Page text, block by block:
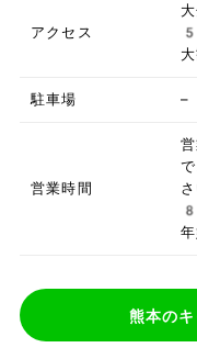
アクセス
駐車場 –
営業時間
さ
熊本の